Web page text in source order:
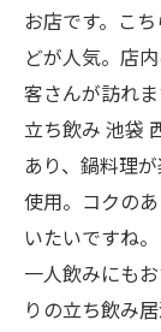
お店です。こ
どが人気。店
客さんが訪れ
立ち飲み 池袋
あり、鍋料理
使用。コクの
いたいですね
一人飲みにも
りの立ち飲み